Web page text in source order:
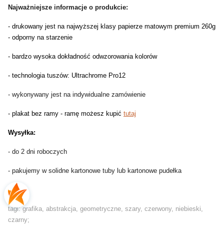
Najważniejsze informacje o produkcie:
- drukowany jest na najwyższej klasy papierze matowym premium 260g
- odporny na starzenie
- bardzo wysoka dokładność odwzorowania kolorów
- technologia tuszów: Ultrachrome Pro12
- wykonywany jest na indywidualne zamówienie
- plakat bez ramy - ramę możesz kupić tutaj
Wysyłka:
- do 2 dni roboczych
- pakujemy w solidne kartonowe tuby lub kartonowe pudełka
tagi: grafika, abstrakcja, geometryczne, szary, czerwony, niebieski,
czarny;